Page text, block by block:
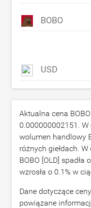
BOBO
USD
Aktualna cena
0.000000002151 .
wolumen handlowy
różnych giełdach.
BOBO [OLD] spadła o
wzrosła o 0.1% w
Dane dotyczące
powiązane